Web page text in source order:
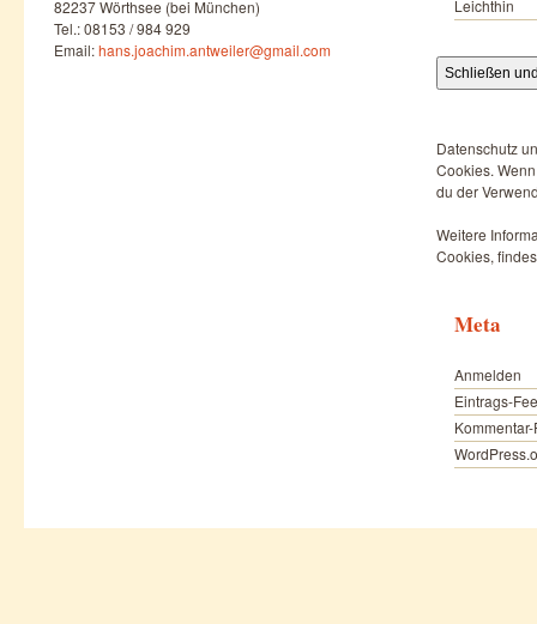
82237 Wörthsee (bei München)
Tel.: 08153 / 984 929
Email:hans.joachim.antweiler@gmail.com
Leichthin
Datenschutz
Cookies.
du der
Weitere
Cookies,
Meta
Anmelden
Eintrags-